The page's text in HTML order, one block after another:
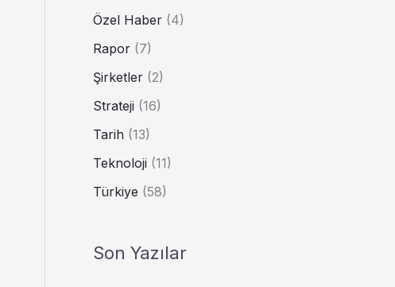
Özel Haber (4)
Rapor (7)
Şirketler (2)
Strateji (16)
Tarih (13)
Teknoloji (11)
Türkiye (58)
Son Yazılar